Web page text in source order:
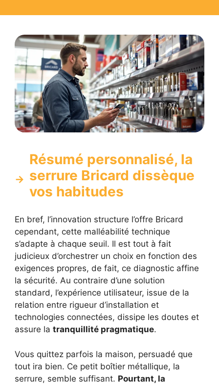
Résumé personnalisé, la
serrure Bricard dissèque
vos habitudes
En bref, l’innovation structure l’offre Bricard
cependant, cette malléabilité technique
s’adapte à chaque seuil. Il est tout à fait
judicieux d’orchestrer un choix en fonction des
exigences propres, de fait, ce diagnostic affine
la sécurité. Au contraire d’une solution
standard, l’expérience utilisateur, issue de la
relation entre rigueur d’installation et
technologies connectées, dissipe les doutes et
assure la tranquillité pragmatique.
Vous quittez parfois la maison, persuadé que
tout ira bien. Ce petit boîtier métallique, la
serrure, semble suffisant. Pourtant, la